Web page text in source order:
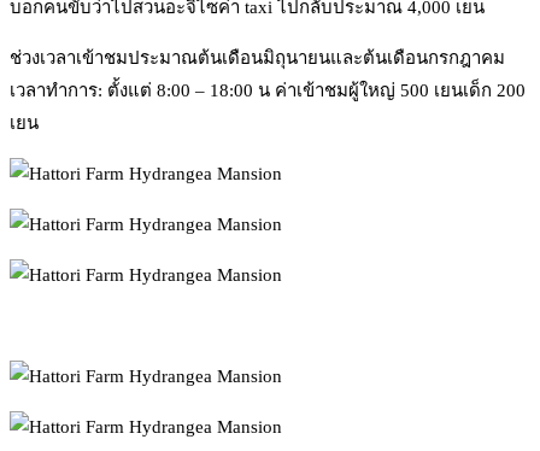
บอกคนขับว่าไปสวนอะจิไซค่า taxi ไปกลับประมาณ 4,000 เยน
ช่วงเวลาเข้าชมประมาณต้นเดือนมิถุนายนและต้นเดือนกรกฎาคม
เวลาทำการ: ตั้งแต่ 8:00 – 18:00 น ค่าเข้าชมผู้ใหญ่ 500 เยนเด็ก 200
เยน